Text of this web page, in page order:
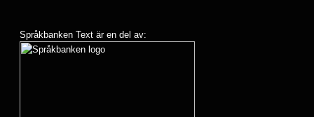
Språkbanken Text är en del av: